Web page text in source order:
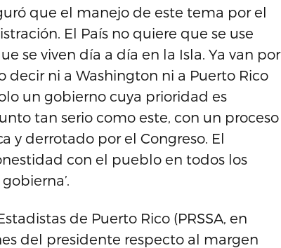
que el manejo de este tema por el
El País no quiere que se use
se viven día a día en la Isla. Ya van por
ni a Washington ni a Puerto Rico
un gobierno cuya prioridad es
tan serio como este, con un proceso
y derrotado por el Congreso. El
con el pueblo en todos los
de Puerto Rico (PRSSA, en
del presidente respecto al margen